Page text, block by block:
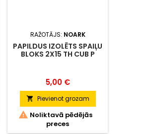
RAŽOTĀJS: NOARK
PAPILDUS IZOLĒTS SPAIĻU
BLOKS 2X15 TH CUB P
Cena
5,00 €
 Pievienot grozam
 Noliktavā pēdējās
preces